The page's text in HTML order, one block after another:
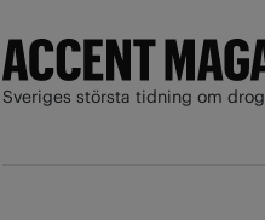
Sveriges största tidning om